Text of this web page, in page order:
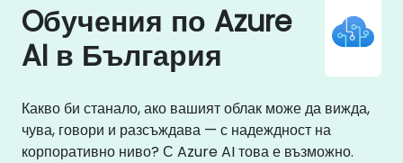
Oбучения по Azure
AI в България
Какво би станало, ако вашият облак може да вижда,
чува, говори и разсъждава — с надеждност на
корпоративно ниво? С Azure AI това е възможно.